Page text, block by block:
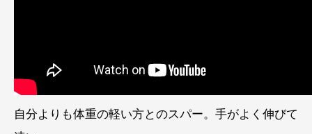
自分よりも体重の軽い方とのスパー。手がよく伸びて